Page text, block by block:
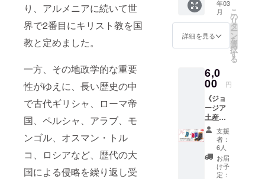
り、アルメニアに続いて世
界で2番目にキリスト教を国
教と定めました。
一方、その地政学的な重要
性がゆえに、長い歴史の中
で古代ギリシャ、ローマ帝
国、ペルシャ、アラブ、モ
ンゴル、オスマン・トル
コ、ロシアなど、歴代の大
国による侵略を繰り返し受
いたし
ます。
宿泊日
に関し
まして
は調整
いただ
きます
ので、
事前に
お問い
合わせ
くださ
い。予
約必須
となり
ます。
※この物
予定月
はあく
目安と
なり保
もので
はあり
ませ
ん。予
めご了
承いた
だきま
すよう
お願い
いたし
ます。
＊あた
の気持
ちを込
筆お手
紙 ④こ
るゲス
トハウ
スの
ウェブ
サイト
に、ご
支援者
として
お名前
を掲載
させて
ジナル
ステッ
枚 ③
お礼の
Tallyか
ら感謝
の気持
ちを込
めた直
筆お手
紙 ④こ
れから
作成す
るゲス
トハウ
トに、
ご支援
者とし
てお名
だきま
す。 ※
の掲載
が不要
な方
は、備
考欄に
てその
旨お知
らせく
③「nic
otalishv
ili」オリ
ジナル
お礼の
お手紙
nicoと
Tallyか
ら感謝
の気持
ちを込
めた直
筆お手
紙 ⑤こ
れから
作成す
ト 個室
（ツイ
ンベッ
ドルー
ム）1泊
2日 2名
ご利用
可能
宿泊無
料券 ②
ウェル
カムワ
イン1杯
付（2名
様分）
③朝食1
回付（2
名様
年03
月
詳細を見る
こ
の
リ
タ
ー
ン
を
選
択
す
る
6,0
00 円
《ジョ
ージア
土産：
大人
気！ヒ
ンカリ
＆ハ
チャプ
リ靴下
支援
者：
6人
お届
け予
定：